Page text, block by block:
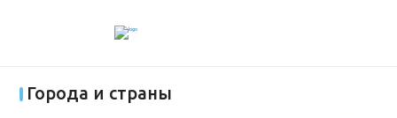
Города и страны